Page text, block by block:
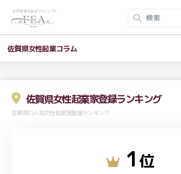
佐賀県女性起業コラム
佐賀県女性起業家登録ランキング
佐賀県の人気女性起業家登録ランキング
1 位